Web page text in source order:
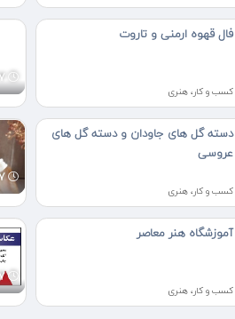
فال قهوه ارمنی و تاروت
کسب و کار، هنری
7 ماه پیش
دسته گل های جاودان و دسته گل های
عروسی
کسب و کار، هنری
7 ماه پیش
آموزشگاه هنر معاصر
کسب و کار، هنری
7 ماه پیش